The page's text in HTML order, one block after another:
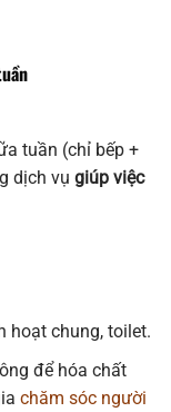
tuần (chỉ bếp +
dịch vụ giúp việc
hoạt chung, toilet.
để hóa chất
chăm sóc người